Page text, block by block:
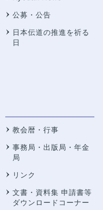
公募・公告
日本伝道の推進を祈る
日
教会暦・行事
事務局・出版局・年金
局
リンク
文書・資料集 申請書等
ダウンロードコーナー